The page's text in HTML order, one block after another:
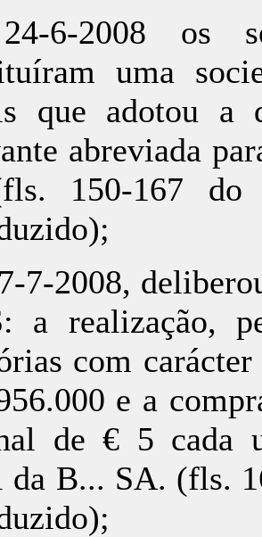
6-2008 os
uma
que adotou a
abreviada
150-167 do
7-2008,
a realização,
com
e a
de € 5 cada
da B... SA. (fls.